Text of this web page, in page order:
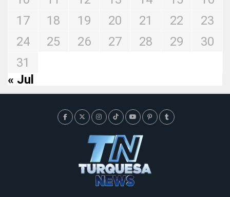
17
18 19 20 21 22
23
24
25 26 27 28 29
30
31
« Jul